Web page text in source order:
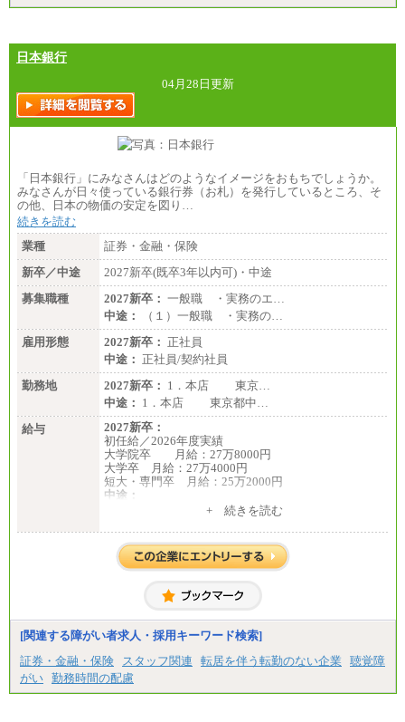
日本銀行
04月28日更新
「日本銀行」にみなさんはどのようなイメージをおもちでしょうか。
みなさんが日々使っている銀行券（お札）を発行しているところ、そ
の他、日本の物価の安定を図り…
続きを読む
業種
証券・金融・保険
新卒／中途
2027新卒(既卒3年以内可)・中途
募集職種
2027新卒： 一般職 ・実務のエ…
中途：
（１）一般職 ・実務の…
雇用形態
2027新卒： 正社員
中途： 正社員/契約社員
勤務地
2027新卒： 1．本店 東京…
中途： 1．本店 東京都中…
給与
2027新卒：
初任給／2026年度実績
大学院卒 月給：27万8000円
大学卒 月給：27万4000円
短大・専門卒 月給：25万2000円
中途：
※職務経験等を考慮し決定いたします。
※試用期間中も給与に変更はございません
+ 続きを読む
[関連する障がい者求人・採用キーワード検索]
証券・金融・保険
スタッフ関連 転居を伴う転勤のない企業
聴覚障
がい 勤務時間の配慮